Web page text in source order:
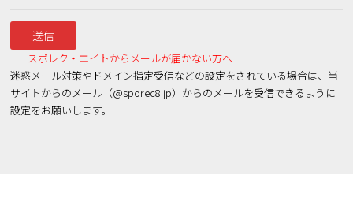
スポレク・エイトからメールが届かない方へ
迷惑メール対策やドメイン指定受信などの設定をされている場合は、当
サイトからのメール（@sporec8.jp）からのメールを受信できるように
設定をお願いします。